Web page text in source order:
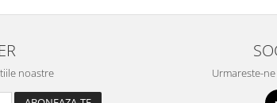
noastre Urmareste-